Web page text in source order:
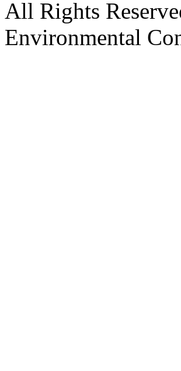
All Rights
Environmental